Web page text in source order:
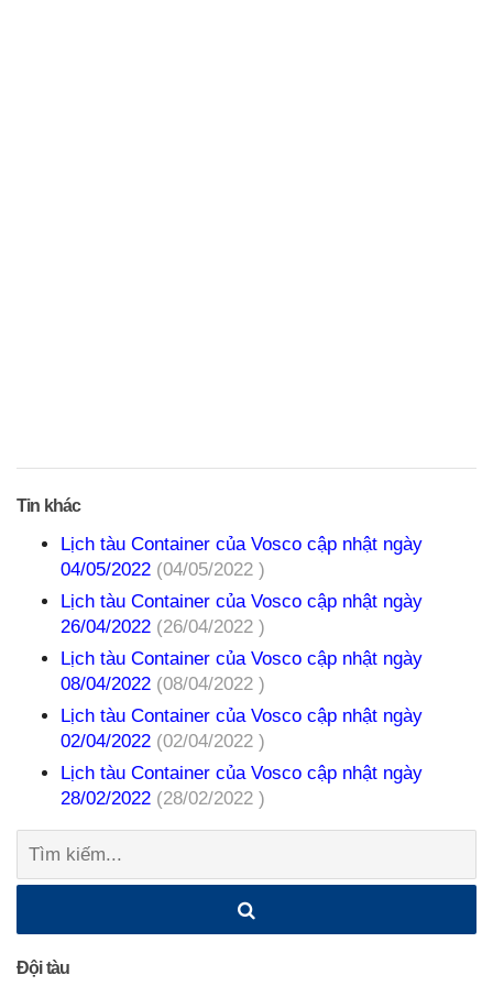
Tin khác
Lịch tàu Container của Vosco cập nhật ngày
04/05/2022 (04/05/2022 )
Lịch tàu Container của Vosco cập nhật ngày
26/04/2022 (26/04/2022 )
Lịch tàu Container của Vosco cập nhật ngày
08/04/2022 (08/04/2022 )
Lịch tàu Container của Vosco cập nhật ngày
02/04/2022 (02/04/2022 )
Lịch tàu Container của Vosco cập nhật ngày
28/02/2022 (28/02/2022 )
Tìm
kiếm:
Đội tàu